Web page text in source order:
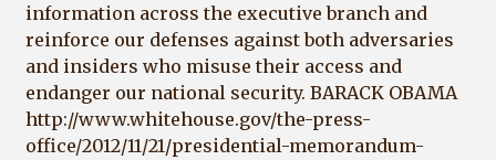
information across the executive branch and
reinforce our defenses against both adversaries
and insiders who misuse their access and
endanger our national security. BARACK OBAMA
http://www.whitehouse.gov/the-press-
office/2012/11/21/presidential-memorandum-